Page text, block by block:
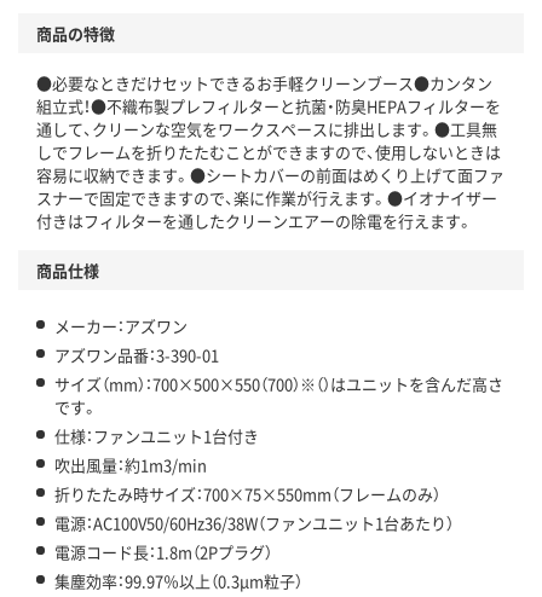
商品の特徴
●必要なときだけセットできるお手軽クリーンブース●カンタン
組立式！●不織布製プレフィルターと抗菌・防臭HEPAフィルターを
通して、クリーンな空気をワークスペースに排出します。●工具無
しでフレームを折りたたむことができますので、使用しないときは
容易に収納できます。●シートカバーの前面はめくり上げて面ファ
スナーで固定できますので、楽に作業が行えます。●イオナイザー
付きはフィルターを通したクリーンエアーの除電を行えます。
商品仕様
メーカー：アズワン
アズワン品番：3-390-01
サイズ（mm）：700×500×550（700）※（）はユニットを含んだ高さ
です。
仕様：ファンユニット1台付き
吹出風量：約1m3/min
折りたたみ時サイズ：700×75×550mm（フレームのみ）
電源：AC100V50/60Hz36/38W（ファンユニット1台あたり）
電源コード長：1.8m（2Pプラグ）
集塵効率：99.97％以上（0.3μm粒子）